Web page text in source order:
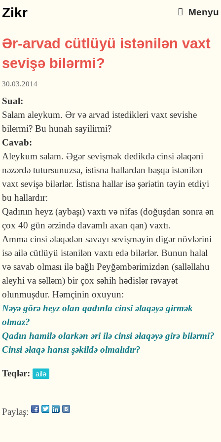
Zikr Menyu
Ər-arvad cütlüyü istənilən vaxt
sevişə bilərmi?
30.03.2014
Sual:
Salam aleykum. Ər və arvad istedikleri vaxt sevishe
bilermi? Bu hunah sayilirmi?
Cavab:
Aleykum salam. Əgər sevişmək dedikdə cinsi əlaqəni
nəzərdə tutursunuzsa, istisna hallardan başqa istənilən
vaxt sevişə bilərlər. İstisna hallar isə şəriətin təyin etdiyi
bu hallardır:
Qadının heyz (aybaşı) vaxtı və nifas (doğuşdan sonra ən
çox 40 gün ərzində davamlı axan qan) vaxtı.
Amma cinsi əlaqədən savayı sevişməyin digər növlərini
isə ailə cütlüyü istənilən vaxtı edə bilərlər. Bunun halal
və savab olması ilə bağlı Peyğəmbərimizdən (salləllahu
aleyhi va səlləm) bir çox səhih hədislər rəvayət
olunmuşdur. Həmçinin oxuyun:
Nəyə görə heyz olan qadınla cinsi əlaqəyə girmək
olmaz?
Qadın hamilə olarkən əri ilə cinsi əlaqəyə girə bilərmi?
Cinsi əlaqə hansı şəkildə olmalıdır?
Teqlər: ailə
Paylaş: